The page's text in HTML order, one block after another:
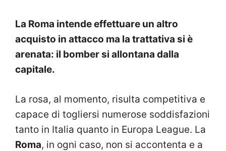
La Roma intende effettuare un altro
acquisto in attacco ma la trattativa si è
arenata: il bomber si allontana dalla
capitale.
La rosa, al momento, risulta competitiva e
capace di togliersi numerose soddisfazioni
tanto in Italia quanto in Europa League. La
Roma, in ogni caso, non si accontenta e a